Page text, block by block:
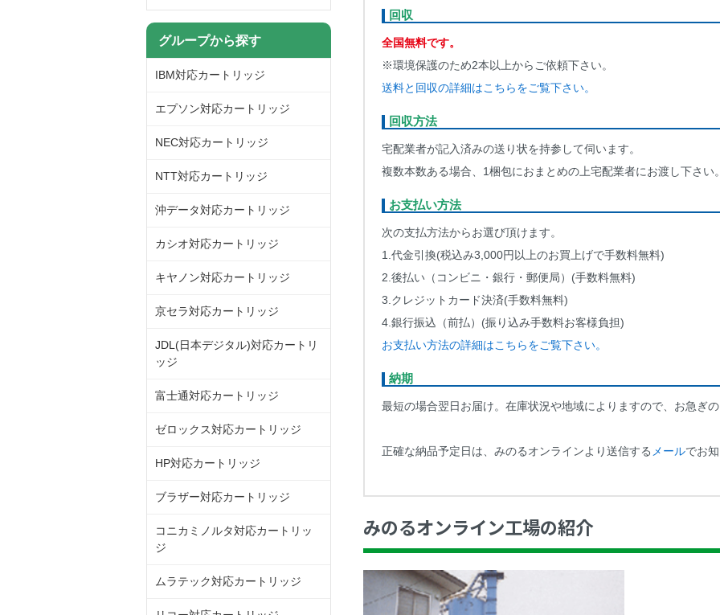
回収
全国無料です。
※環境保護のため2本以上からご依頼下さい。
送料と回収の詳細はこちらをご覧下さい。
回収方法
宅配業者が記入済みの送り状を持参して伺います。
複数本数ある場合、1梱包におまとめの上宅配業者にお渡し下さい
お支払い方法
次の支払方法からお選び頂けます。
1.代金引換(税込み3,000円以上のお買上げで手数料無料)
2.後払い（コンビニ・銀行・郵便局）(手数料無料)
3.クレジットカード決済(手数料無料)
4.銀行振込（前払）(振り込み手数料お客様負担)
お支払い方法の詳細はこちらをご覧下さい。
納期
最短の場合翌日お届け。在庫状況や地域によりますので、お急ぎ
正確な納品予定日は、みのるオンラインより送信する メールでお
みのるオンライン工場の紹介
グループから探す
IBM対応カートリッジ
エプソン対応カートリッジ
NEC対応カートリッジ
NTT対応カートリッジ
沖データ対応カートリッジ
カシオ対応カートリッジ
キヤノン対応カートリッジ
京セラ対応カートリッジ
JDL(日本デジタル)対応カートリ
ッジ
富士通対応カートリッジ
ゼロックス対応カートリッジ
HP対応カートリッジ
ブラザー対応カートリッジ
コニカミノルタ対応カートリッ
ジ
ムラテック対応カートリッジ